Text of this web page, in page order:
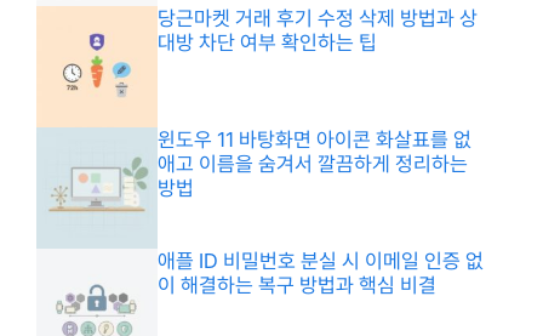
당근마켓 거래 후기 수정 삭제 방법과 상
대방 차단 여부 확인하는 팁
윈도우 11 바탕화면 아이콘 화살표를 없
애고 이름을 숨겨서 깔끔하게 정리하는
방법
애플 ID 비밀번호 분실 시 이메일 인증 없
이 해결하는 복구 방법과 핵심 비결